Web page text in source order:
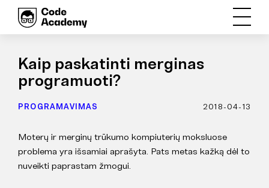
Kaip paskatinti merginas
programuoti?
PROGRAMAVIMAS 2018-04-13
Moterų ir merginų trūkumo kompiuterių moksluose
problema yra išsamiai aprašyta. Pats metas kažką dėl to
nuveikti paprastam žmogui.